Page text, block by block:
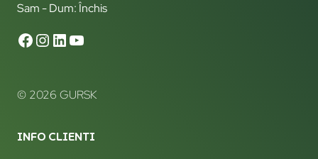
Sam - Dum: Închis
© 2026 GURSK
INFO CLIENTI